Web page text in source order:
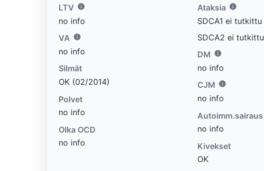
LTV
no info
VA
no info
Silmät
OK (02/2014)
Polvet
no info
Olka OCD
no info
Ataksia
SDCA1 ei tutkittu
SDCA2 ei tutkittu
DM
no info
CJM
no info
Autoimm.sairaus
no info
Kivekset
OK